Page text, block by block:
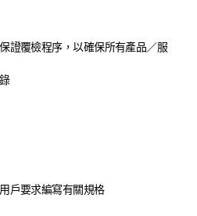
證覆檢程序，以確保所有產品／服
戶要求編寫有關規格